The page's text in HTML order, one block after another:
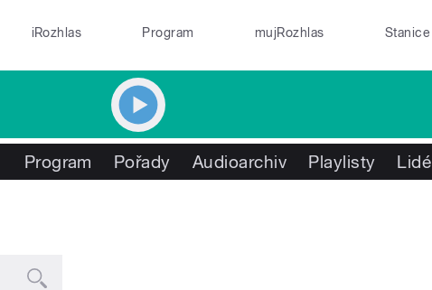
iRozhlas Program mujRozhlas Stanice
Program Pořady Audioarchiv Playlisty Lidé